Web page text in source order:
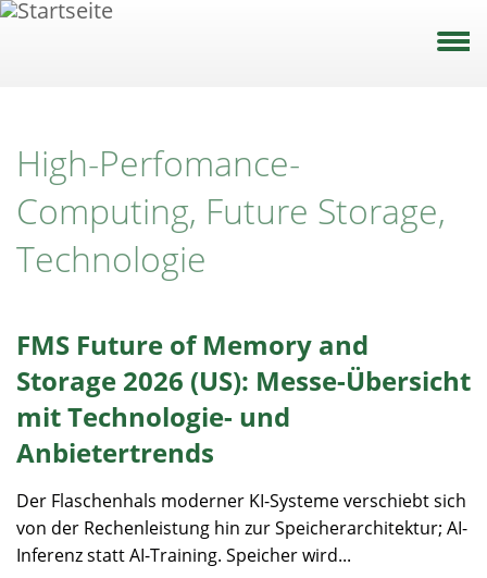
Direkt
High-Perfomance-
Computing, Future Storage,
Technologie
FMS Future of Memory and
Storage 2026 (US): Messe-Übersicht
mit Technologie- und
Anbietertrends
Der Flaschenhals moderner KI-Systeme verschiebt sich
von der Rechenleistung hin zur Speicherarchitektur; AI-
Inferenz statt AI-Training. Speicher wird...